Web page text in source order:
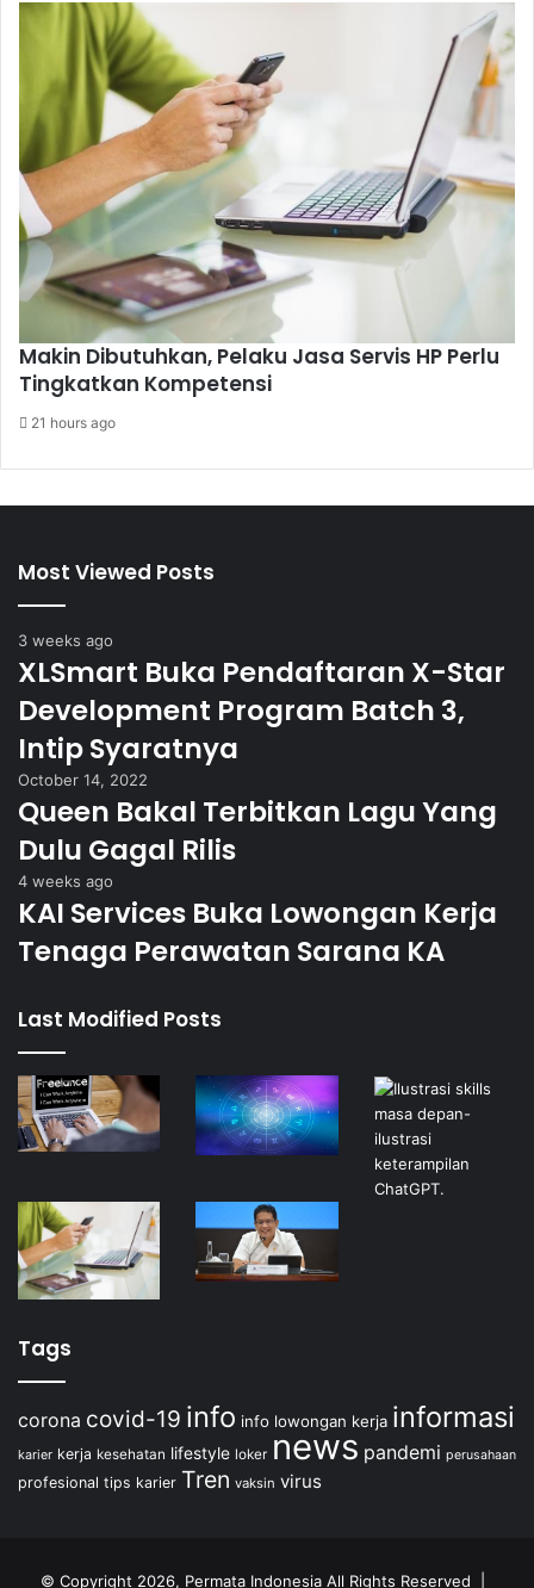
Makin Dibutuhkan, Pelaku Jasa Servis HP Perlu
Tingkatkan Kompetensi
21 hours ago
Most Viewed Posts
3 weeks ago
XLSmart Buka Pendaftaran X-Star
Development Program Batch 3,
Intip Syaratnya
October 14, 2022
Queen Bakal Terbitkan Lagu Yang
Dulu Gagal Rilis
4 weeks ago
KAI Services Buka Lowongan Kerja
Tenaga Perawatan Sarana KA
Last Modified Posts
Tags
corona covid-19 info info lowongan kerja informasi
karier kerja kesehatan lifestyle loker news pandemi perusahaan
profesional tips karier Tren vaksin virus
© Copyright 2026, Permata Indonesia All Rights Reserved |